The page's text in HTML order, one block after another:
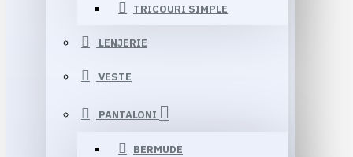
TRICOURI SIMPLE
LENJERIE
VESTE
PANTALONI
BERMUDE